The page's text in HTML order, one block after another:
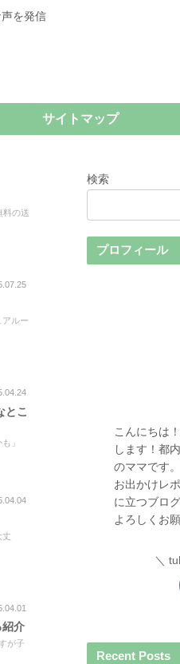
を発信
サイトマップ
料の送
ルー
とこ
」
丈
介
が子
検索
プロフィール
こんにちは
します！都
のママです。
お出かけレ
に立つブロ
よろしくお
Recent Posts